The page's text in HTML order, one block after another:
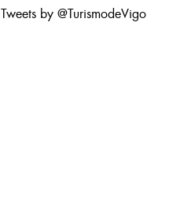
Tweets by @TurismodeVigo